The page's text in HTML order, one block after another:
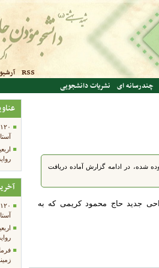
RSS
چندرسانه ای نشریات دانشجویی
شده، در ادامه گزارش آماده دریافت
جدید حاج محمود کریمی که به